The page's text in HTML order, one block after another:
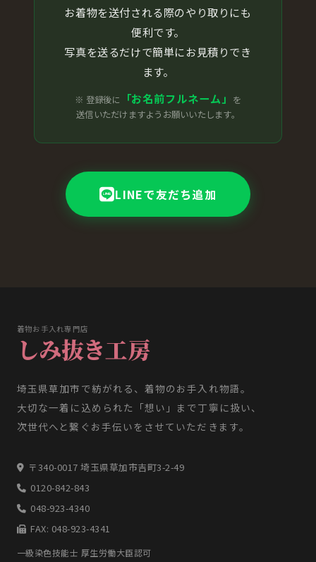
お着物を送付される際のやり取りにも
便利です。
写真を送るだけで簡単にお見積りでき
ます。
※ 登録後に 「お名前フルネーム」
を
送信いただけますようお願いいたします。
LINEで友だち追加
着物お手入れ専門店
しみ抜き工房
埼玉県草加市で紡がれる、着物のお手入れ物語。
大切な一着に込められた「想い」まで丁寧に扱い、
次世代へと繋ぐお手伝いをさせていただきます。
〒340-0017 埼玉県草加市吉町3-2-49
0120-842-843
048-923-4340
FAX: 048-923-4341
一級染色技能士 厚生労働大臣認可